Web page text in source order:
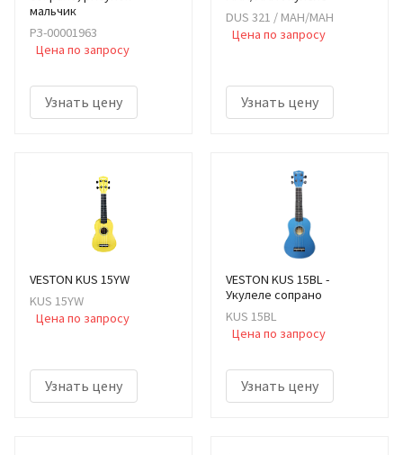
мальчик
РЗ-00001963
Цена по запросу
Узнать цену
DUS 321 / MAH/MAH
Цена по запросу
Узнать цену
VESTON KUS 15YW
KUS 15YW
Цена по запросу
Узнать цену
VESTON KUS 15BL -
Укулеле сопрано
KUS 15BL
Цена по запросу
Узнать цену